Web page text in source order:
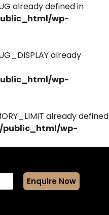
already defined in
wp-
already
wp-
already defined
public_html/wp-
Enquire Now